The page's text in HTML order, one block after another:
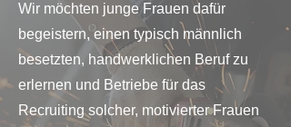
Wir möchten junge Frauen dafür
begeistern, einen typisch männlich
besetzten, handwerklichen Beruf zu
erlernen und Betriebe für das
Recruiting solcher, motivierter Frauen